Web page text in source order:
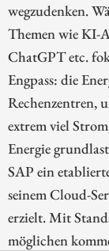
wegzudenken.
Themen wie KI-
ChatGPT etc.
Engpass: die
Rechenzentren,
extrem viel
Energie
SAP ein
seinem Cloud-
erzielt. Mit
möglichen